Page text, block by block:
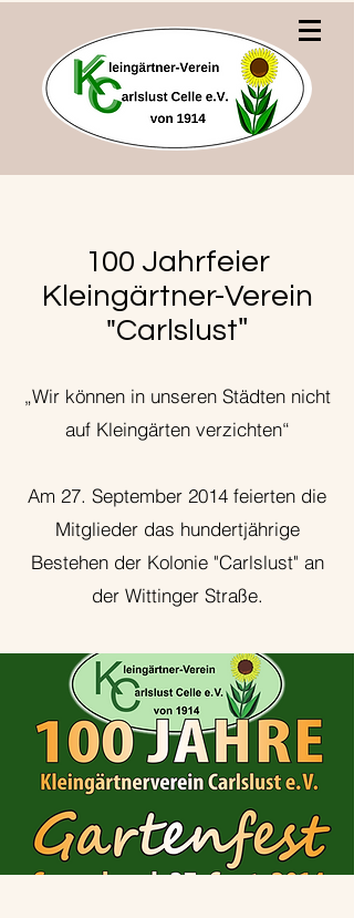
100 Jahrfeier
Kleingärtner-Verein
"Carlslust"
„Wir können in unseren Städten nicht
auf Kleingärten verzichten“
Am 27. September 2014 feierten die
Mitglieder das hundertjährige
Bestehen der Kolonie "Carlslust" an
der Wittinger Straße.